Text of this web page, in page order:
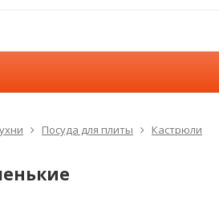
Посуда для плиты
Кастрюли